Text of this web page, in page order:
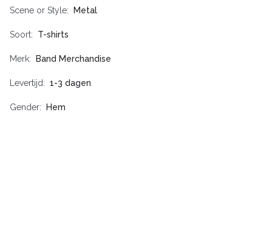
Scene or Style Metal
Soort T-shirts
Merk Band Merchandise
Levertijd 1-3 dagen
Gender Hem